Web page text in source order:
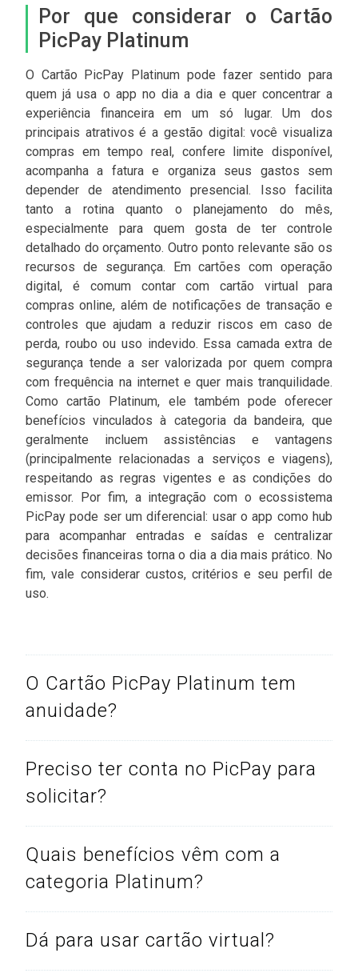
Por que considerar o Cartão
PicPay Platinum
O Cartão PicPay Platinum pode fazer sentido para
quem já usa o app no dia a dia e quer concentrar a
experiência financeira em um só lugar. Um dos
principais atrativos é a gestão digital: você visualiza
compras em tempo real, confere limite disponível,
acompanha a fatura e organiza seus gastos sem
depender de atendimento presencial. Isso facilita
tanto a rotina quanto o planejamento do mês,
especialmente para quem gosta de ter controle
detalhado do orçamento. Outro ponto relevante são os
recursos de segurança. Em cartões com operação
digital, é comum contar com cartão virtual para
compras online, além de notificações de transação e
controles que ajudam a reduzir riscos em caso de
perda, roubo ou uso indevido. Essa camada extra de
segurança tende a ser valorizada por quem compra
com frequência na internet e quer mais tranquilidade.
Como cartão Platinum, ele também pode oferecer
benefícios vinculados à categoria da bandeira, que
geralmente incluem assistências e vantagens
(principalmente relacionadas a serviços e viagens),
respeitando as regras vigentes e as condições do
emissor. Por fim, a integração com o ecossistema
PicPay pode ser um diferencial: usar o app como hub
para acompanhar entradas e saídas e centralizar
decisões financeiras torna o dia a dia mais prático. No
fim, vale considerar custos, critérios e seu perfil de
uso.
O Cartão PicPay Platinum tem
anuidade?
Preciso ter conta no PicPay para
solicitar?
Quais benefícios vêm com a
categoria Platinum?
Dá para usar cartão virtual?